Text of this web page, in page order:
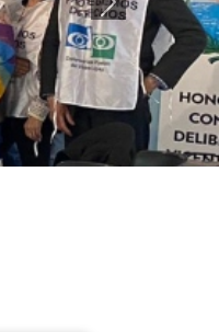
Siguiente